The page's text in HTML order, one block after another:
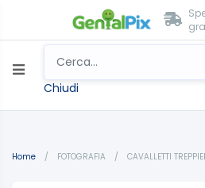
Chiudi
Home / FOTOGRAFIA / CAVALLETTI